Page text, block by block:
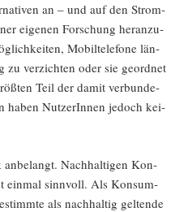
an – und auf den Strom­
eige­nen For­schung her­an­zu­
Mobil­te­le­fo­ne län­
zu ver­zich­ten oder sie geord­net
Teil der damit ver­bun­de­
haben Nut­ze­rIn­nen jedoch kei­
Nach­hal­ti­gen Kon­
ein­mal sinn­voll. Als Kon­sum­
als nach­hal­tig gel­ten­de